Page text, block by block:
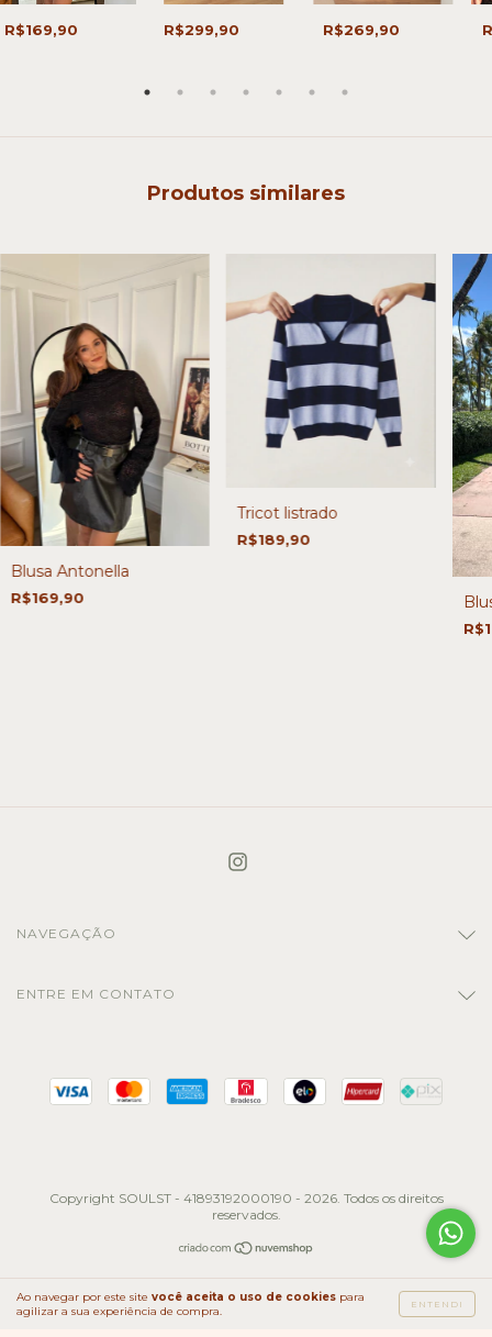
Ao navegar por este site você aceita o uso de cookies para
agilizar a sua experiência de compra.
ENTENDI
R$169,90 R$299,90 R$269,90
Produtos similares
Blusa Antonella
R$169,90
Tricot listrado
R$189,90
NAVEGAÇÃO
ENTRE EM CONTATO
Copyright SOULST - 41893192000190 - 2026. Todos os direitos
reservados.